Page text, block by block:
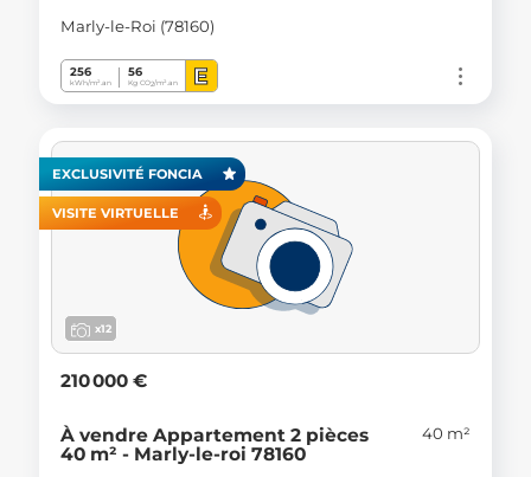
Marly-le-Roi (78160)
256
kWh/m².an
56
Kg CO2/m².an E
EXCLUSIVITÉ FONCIA
VISITE VIRTUELLE
x12
210 000 €
À vendre Appartement 2 pièces
40 m² - Marly-le-roi 78160
40 m²